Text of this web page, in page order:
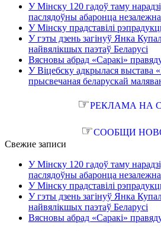
У Мінску 120 гадоў таму
паслядоўны абаронца
У Мінску прадставілі
У гэты дзень загінуў Янка
найвялікшых паэтаў Беларусі
Вясновы абрад «Саракі»
У Віцебску адкрылася выстава
прысвечаная беларускай
☞РЕКЛАМА НА
☞СООБЩИ
Свежие записи
У Мінску 120 гадоў таму
паслядоўны абаронца
У Мінску прадставілі
У гэты дзень загінуў Янка
найвялікшых паэтаў Беларусі
Вясновы абрад «Саракі»